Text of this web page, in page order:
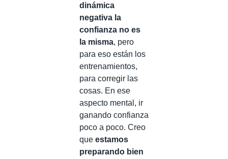
dinámica
negativa la
confianza no es
la misma, pero
para eso están los
entrenamientos,
para corregir las
cosas. En ese
aspecto mental, ir
ganando confianza
poco a poco. Creo
que estamos
preparando bien